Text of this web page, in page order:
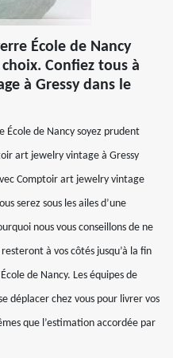
École de Nancy
Confiez tous à
à Gressy dans le
École de Nancy soyez prudent
art jewelry vintage à Gressy
Comptoir art jewelry vintage
serez sous les ailes d’une
nous vous conseillons de ne
à vos côtés jusqu’à la fin
de Nancy. Les équipes de
déplacer chez vous pour livrer vos
que l’estimation accordée par